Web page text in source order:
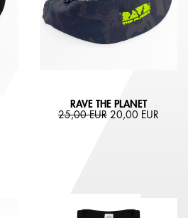
RAVE THE PLANET
25,00 EUR 20,00 EUR